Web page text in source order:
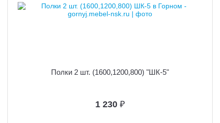
Полки 2 шт. (1600,1200,800) "ШК-5"
1 230 ₽